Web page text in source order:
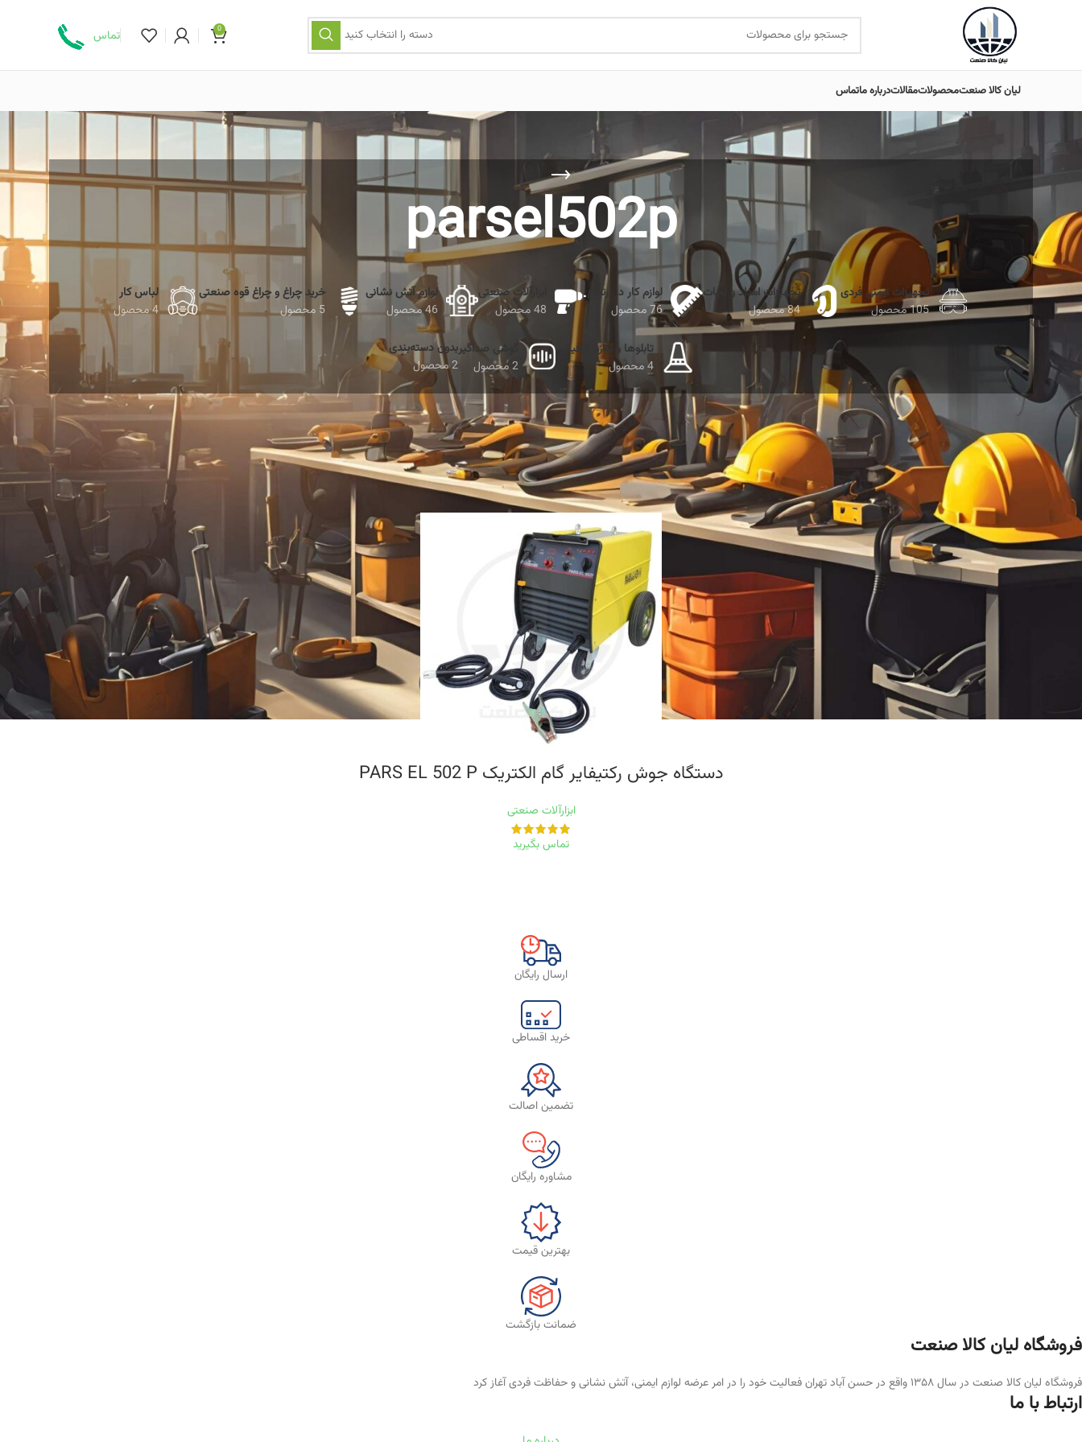
دسته را انتخاب کنید 0 تماس
لیان کالا صنعتمحصولاتمقالاتدرباره ماتماس
parsel502p
تجهیزات ایمنی فردی
105 محصول
تجهیزات امداد و نجات
84 محصول
لوازم کار در ارتفاع
76 محصول
ابزارآلات صنعتی
48 محصول
لوازم آتش نشانی
46 محصول
خرید چراغ و چراغ قوه صنعتی
5 محصول
لباس کار
4 محصول
تابلوها و لوازم ترافیکی
4 محصول
گوشی صداگیر
2 محصول
بدون دسته‌بندی
2 محصول
خانه محصولات برچسب خورده “parsel502p” نمایش دهید 9
12
18
دستگاه جوش رکتیفایر گام الکتریک PARS EL 502 P
ابزارآلات صنعتی
تماس بگیرید
ارسال رایگان
خرید اقساطی
تضمین اصالت
مشاوره رایگان
بهترین قیمت
ضمانت بازگشت
فروشگاه لیان‌ کالا صنعت
فروشگاه لیان کالا صنعت در سال ۱۳۵۸ واقع در حسن آباد تهران فعالیت خود را در امر عرضه لوازم ایمنی، آتش نشانی و حفاظت فردی آغاز کرد
ارتباط با ما